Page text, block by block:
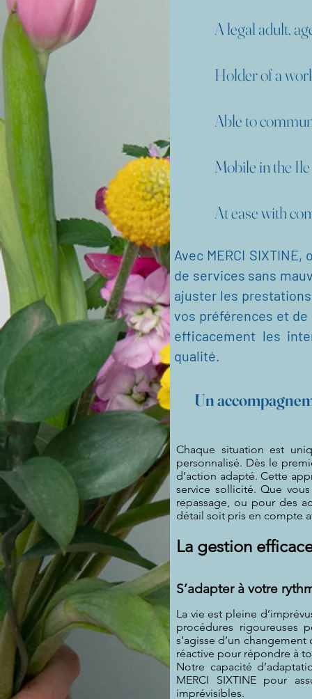
A legal adult,
Holder of a work
Able to
Mobile in the Ile
At ease with
Avec MERCI
de services sans
ajuster les
vos préférences et
efficacement les
qualité.
Un
Chaque situation est
personnalisé. Dès le
d’action adapté. Cette
service sollicité. Que
repassage, ou pour des
détail soit pris en compte
La gestion
S’adapter à votre
La vie est pleine
procédures rigoureuses
s’agisse d’un
réactive pour répondre à
Notre capacité
MERCI SIXTINE pour
imprévisibles.